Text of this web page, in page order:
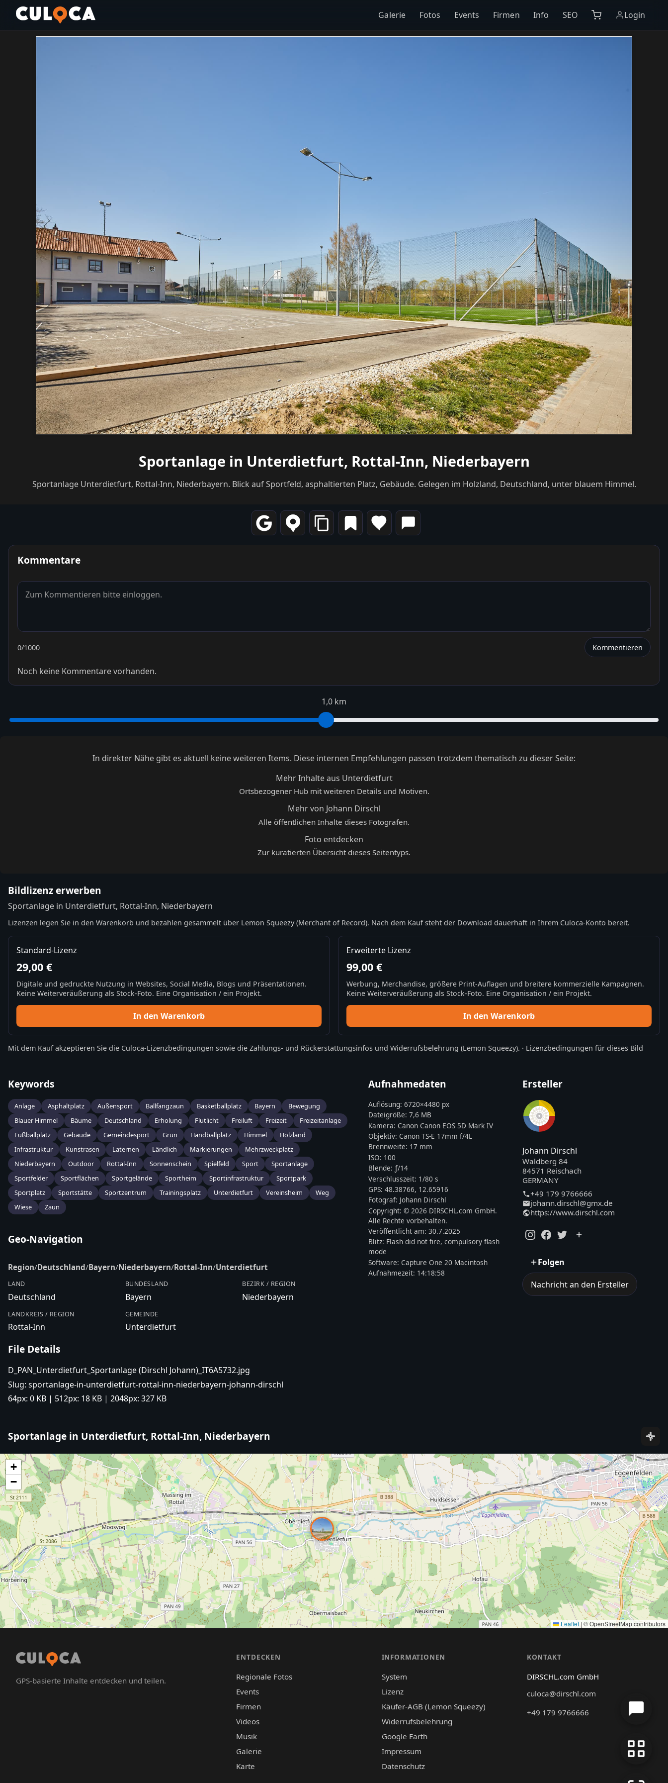
Galerie Fotos Events Firmen Info SEO Login
Sportanlage in Unterdietfurt, Rottal-Inn, Niederbayern
Sportanlage Unterdietfurt, Rottal-Inn, Niederbayern. Blick auf Sportfeld, asphaltierten Platz, Gebäude. Gelegen im Holzland, Deutschland, unter blauem Himmel.
Kommentare
0/1000 Kommentieren
Noch keine Kommentare vorhanden.
1,0 km
In direkter Nähe gibt es aktuell keine weiteren Items. Diese internen Empfehlungen passen trotzdem thematisch zu dieser Seite:
Mehr Inhalte aus Unterdietfurt
Ortsbezogener Hub mit weiteren Details und Motiven.
Mehr von Johann Dirschl
Alle öffentlichen Inhalte dieses Fotografen.
Foto entdecken
Zur kuratierten Übersicht dieses Seitentyps.
Bildlizenz erwerben
Sportanlage in Unterdietfurt, Rottal-Inn, Niederbayern
Lizenzen legen Sie in den Warenkorb und bezahlen gesammelt über Lemon Squeezy (Merchant of Record). Nach dem Kauf steht der Download dauerhaft in Ihrem Culoca-Konto bereit.
Standard-Lizenz
29,00 €
Digitale und gedruckte Nutzung in Websites, Social Media, Blogs und Präsentationen.
Keine Weiterveräußerung als Stock-Foto. Eine Organisation / ein Projekt.
In den Warenkorb
Erweiterte Lizenz
99,00 €
Werbung, Merchandise, größere Print-Auflagen und breitere kommerzielle Kampagnen.
Keine Weiterveräußerung als Stock-Foto. Eine Organisation / ein Projekt.
In den Warenkorb
Mit dem Kauf akzeptieren Sie die Culoca-Lizenzbedingungen sowie die Zahlungs- und Rückerstattungsinfos und Widerrufsbelehrung (Lemon Squeezy). · Lizenzbedingungen für dieses Bild
Keywords
Anlage Asphaltplatz Außensport Ballfangzaun Basketballplatz Bayern
Bewegung
Blauer Himmel
Bäume Deutschland Erholung Flutlicht Freiluft Freizeit
Freizeitanlage
Fußballplatz
Gebäude Gemeindesport Grün Handballplatz Himmel
Holzland
Infrastruktur
Kunstrasen Laternen Ländlich Markierungen
Mehrzweckplatz
Niederbayern
Outdoor Rottal-Inn Sonnenschein Spielfeld Sport
Sportanlage
Sportfelder
Sportflächen Sportgelände Sportheim Sportinfrastruktur
Sportpark
Sportplatz
Sportstätte Sportzentrum Trainingsplatz Unterdietfurt Vereinsheim
Weg
Wiese
Zaun
Geo-Navigation
Region/Deutschland/Bayern/Niederbayern/Rottal-Inn/Unterdietfurt
LAND
Deutschland
BUNDESLAND
Bayern
BEZIRK / REGION
Niederbayern
LANDKREIS / REGION
Rottal-Inn
GEMEINDE
Unterdietfurt
File Details
D_PAN_Unterdietfurt_Sportanlage (Dirschl Johann)_IT6A5732.jpg
Slug: sportanlage-in-unterdietfurt-rottal-inn-niederbayern-johann-dirschl
64px: 0 KB | 512px: 18 KB | 2048px: 327 KB
Aufnahmedaten
Auflösung:6720×4480 px
Dateigröße:7,6 MB
Kamera:Canon Canon EOS 5D Mark IV
Objektiv:Canon TS-E 17mm f/4L
Brennweite: 17 mm
ISO: 100
Blende: ƒ/14
Verschlusszeit: 1/80 s
GPS:48.38766, 12.65916
Fotograf: Johann Dirschl
Copyright:© 2026 DIRSCHL.com GmbH.
Alle Rechte vorbehalten.
Veröffentlicht am:30.7.2025
Blitz: Flash did not fire, compulsory flash
mode
Software:Capture One 20 Macintosh
Aufnahmezeit: 14:18:58
Ersteller
Johann Dirschl
Waldberg 84
84571 Reischach
GERMANY
+49 179 9766666
johann.dirschl@gmx.de
https://www.dirschl.com
Folgen
Nachricht an den Ersteller
Sportanlage in Unterdietfurt, Rottal-Inn, Niederbayern
+
−
Leaflet | © OpenStreetMap contributors
GPS-basierte Inhalte entdecken und teilen.
ENTDECKEN
Regionale Fotos
Events
Firmen
Videos
Musik
Galerie
Karte
INFORMATIONEN
System
Lizenz
Käufer-AGB (Lemon Squeezy)
Widerrufsbelehrung
Google Earth
Impressum
Datenschutz
KONTAKT
DIRSCHL.com GmbH
culoca@dirschl.com
+49 179 9766666